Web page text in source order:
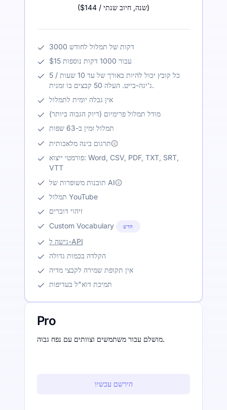
($144 / שנה, חיוב שנתי )
3000 דקות של תמלול לחודש
$15 עבור 1000 דקות נוספות
כל קובץ יכול להיות באורך של עד 10 שעות / 5
ג'יגה-בייט. העלה 50 קבצים בו זמנית.
אין גבלה יומית לתמלול
מודל תמלול פרימיום (דיוק הגבוה ביותר)
תמלול זמין ב-63 שפות
תרגום בינה מלאכותית
פורמטי ייצוא: Word, CSV, PDF, TXT, SRT,
VTT
תובנות משופרות של AI
תמלול YouTube
זיהוי דוברים
Custom Vocabulary
חדש
גישה ל-API
הקלדה בכמות גדולה
אין תקופת שמירה לקבצי מדיה
תמיכת דוא"ל בעדיפות
Pro
מושלם עבור משתמשים וצוותים עם נפח גבוה.
הירשם עכשיו